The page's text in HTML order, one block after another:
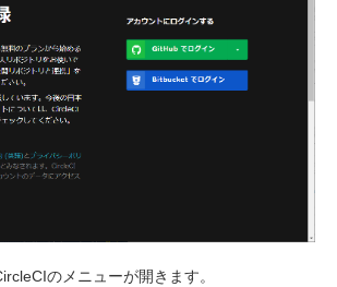
のメニューが開きます。